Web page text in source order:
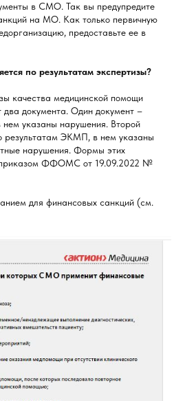
в СМО. Так вы предупредите
на МО. Как только первичную
предоставьте ее в
по результатам экспертизы?
качества медицинской помощи
документа. Один документ –
нем указаны нарушения. Второй
результатам ЭКМП, в нем указаны
нарушения. Формы этих
приказом ФФОМС от 19.09.2022 №
для финансовых санкций (см.